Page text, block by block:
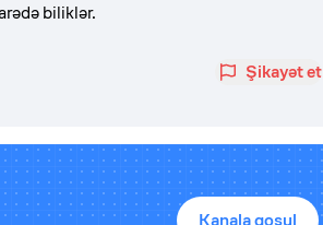
biliklər.
Şikayət et
Kanala qoşul